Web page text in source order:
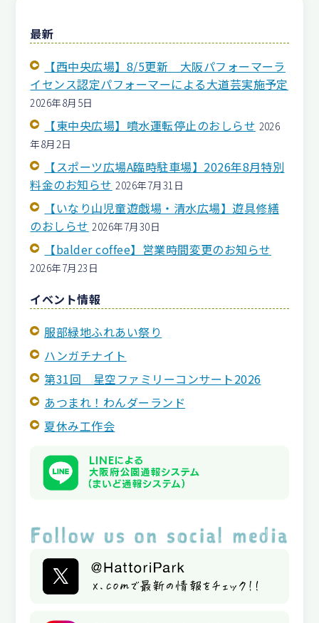
最新
【西中央広場】8/5更新 大阪パフォーマーラ
イセンス認定パフォーマーによる大道芸実施予定
2026年8月5日
【東中央広場】噴水運転停止のおしらせ 2026
年8月2日
【スポーツ広場A臨時駐車場】2026年8月特別
料金のお知らせ 2026年7月31日
【いなり山児童遊戯場・清水広場】遊具修繕
のおしらせ 2026年7月30日
【balder coffee】営業時間変更のお知らせ
2026年7月23日
イベント情報
服部緑地ふれあい祭り
ハンガチナイト
第31回 星空ファミリーコンサート2026
あつまれ！わんダーランド
夏休み工作会